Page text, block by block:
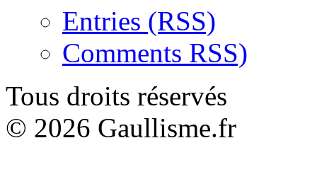
Entries (RSS)
Comments RSS)
Tous droits réservés
© 2026 Gaullisme.fr